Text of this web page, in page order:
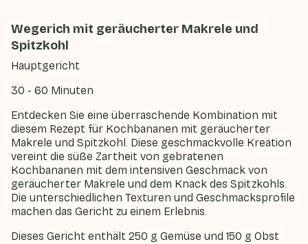
Wegerich mit geräucherter Makrele und
Spitzkohl
Hauptgericht
30 - 60 Minuten
Entdecken Sie eine überraschende Kombination mit
diesem Rezept für Kochbananen mit geräucherter
Makrele und Spitzkohl. Diese geschmackvolle Kreation
vereint die süße Zartheit von gebratenen
Kochbananen mit dem intensiven Geschmack von
geräucherter Makrele und dem Knack des Spitzkohls.
Die unterschiedlichen Texturen und Geschmacksprofile
machen das Gericht zu einem Erlebnis.
Dieses Gericht enthält 250 g Gemüse und 150 g Obst